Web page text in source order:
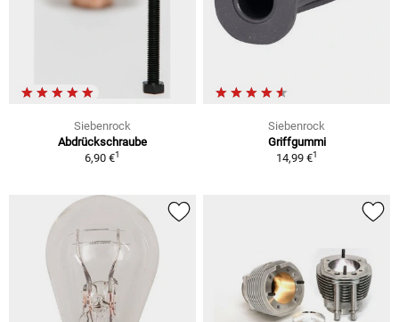
Siebenrock
Abdrückschraube
6,90 €1
Siebenrock
Griffgummi
14,99 €1